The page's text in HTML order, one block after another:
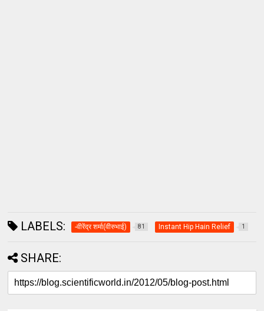
LABELS: -वीरेंद्र शर्मा(वीरुभाई) 81 Instant Hip Hain Relief 1
SHARE: